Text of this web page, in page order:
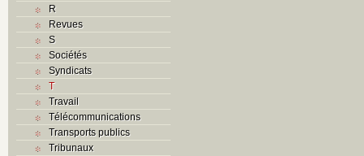
R
Revues
S
Sociétés
Syndicats
T
Travail
Télécommunications
Transports publics
Tribunaux